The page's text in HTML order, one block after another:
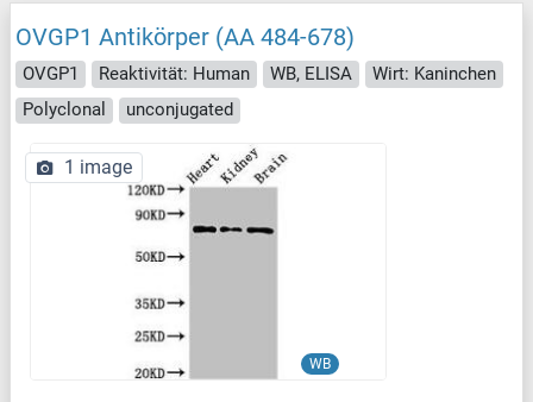
OVGP1 Antikörper (AA 484-678)
OVGP1 Reaktivität: Human WB, ELISA
Wirt: Kaninchen
Polyclonal
unconjugated
WB
1 image